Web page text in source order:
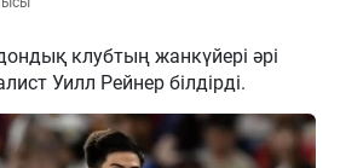
клубтың жанкүйері әрі
Уилл Рейнер білдірді.